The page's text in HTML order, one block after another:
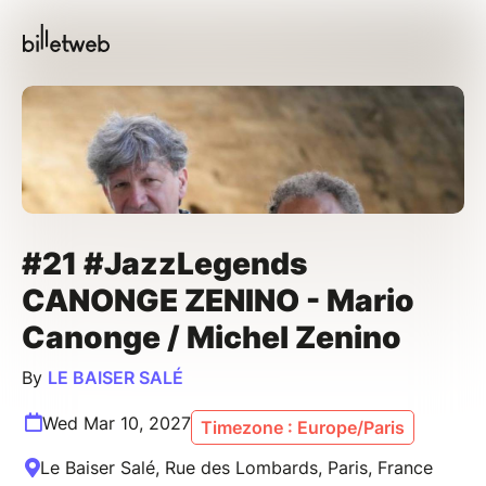
#21 #JazzLegends
CANONGE ZENINO - Mario
Canonge / Michel Zenino
By LE BAISER SALÉ
Wed Mar 10, 2027 Timezone : Europe/Paris
Le Baiser Salé, Rue des Lombards, Paris, France